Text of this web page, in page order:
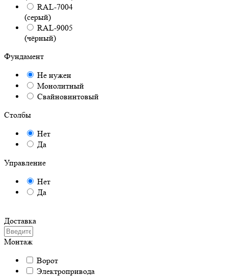
RAL-7004
(серый)
RAL-9005
(чёрный)
Фундамент
Не нужен
Монолитный
Свайновинтовый
Столбы
Нет
Да
Управление
Нет
Да
Доставка
Монтаж
Ворот
Электропривода